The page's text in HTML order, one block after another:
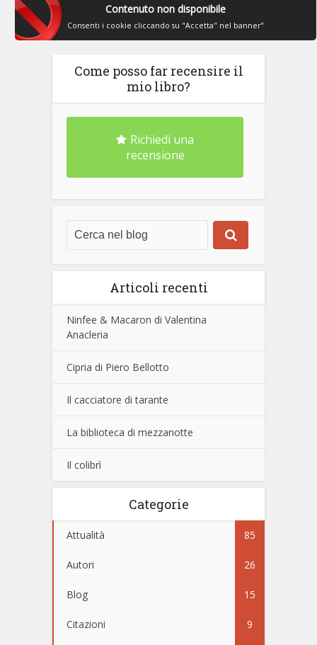
Contenuto non disponibile
Consenti i cookie cliccando su "Accetta" nel banner"
Come posso far recensire il
mio libro?
Richiedi una
recensione
Articoli recenti
Ninfee & Macaron di Valentina
Anacleria
Cipria di Piero Bellotto
Il cacciatore di tarante
La biblioteca di mezzanotte
Il colibrì
Categorie
Attualità 85
Autori 26
Blog 15
Citazioni 9